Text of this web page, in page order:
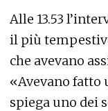
Alle 13.53
il più
che avevano
«Avevano fatto
spiega uno dei